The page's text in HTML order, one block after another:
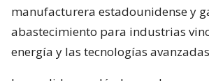
manufacturera estadounidense y
abastecimiento para industrias
energía y las tecnologías